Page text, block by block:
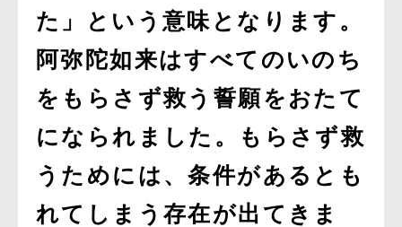
た」という意味となります。
阿弥陀如来はすべてのいのち
をもらさず救う誓願をおたて
になられました。もらさず救
うためには、条件があるとも
れてしまう存在が出てきま